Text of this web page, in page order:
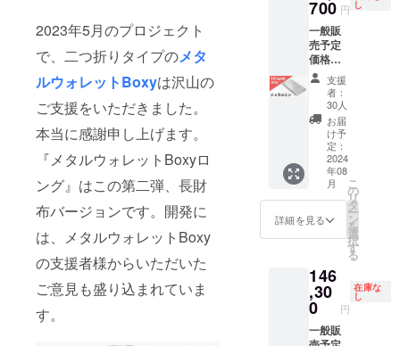
2023年5月のプロジェクト
で、二つ折りタイプのメタ
ルウォレットBoxyは沢山の
ご支援をいただきました。
本当に感謝申し上げます。
『メタルウォレットBoxyロ
ング』はこの第二弾、長財
布バージョンです。開発に
は、メタルウォレットBoxy
の支援者様からいただいた
ご意見も盛り込まれていま
す。
い。 ※
ご注文
状況、
使用部
材の供
給状
況、製
造工程
上の都
合等に
より出
荷時期
が遅れ
る場合
ます。
正規販
売価格
が販売
予定価
格より
下がる
可能性
もござ
いま
す。 ※
デザイ
ン・仕
様は変
更にな
る可能
性もご
ださ
い。 ※
ご注文
状況、
使用部
の上
2.表面
上部
3.刻印
なし ※
刻印の
内容は
ご支援
後変更
できま
せん。
※皆様の
ご支援
により
量産効
率が向
売価格
が販売
予定価
格より
下がる
をご覧
くださ
い。）
※刻印を
入れな
い場合
は「3.
刻印な
し」を
お選び
くださ
い。 ※
刻印位
置は下
記から
お選び
FACTR
ON刻印
の上
2.表面
上部
ますよ
うお願
いいた
しま
す。 ※
刻印内
容は備
考欄に
ご記入
くださ
い（ア
ルファ
ベッ
ト・数
字20文
字以
クト
ページ
をご覧
くださ
い。）
質：
ジュラ
ルミ
ン
A2017
文字
刻印の
有料オ
プショ
ンサー
ビスを
ご希望
の場合
は刻印
位置を
ご選択
を上乗
せ支援
してい
ただき
ますよ
700 円 し
一般販
売予定
価格
￥42,00
0（税
込）
を、 30
名様限
15%off
￥35,70
0（税
込・送
料込）
にて承
す。 材
質：
ジュラ
ルミ
ン
支援
者：
30人
お届
け予
定：
2024
年08
月
詳細を見る
こ
の
リ
タ
ー
ン
を
選
択
す
る
146
,30
0 円
在庫な
し
一般販